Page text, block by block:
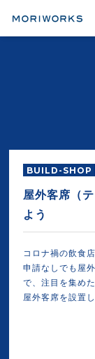
BUILD-SHOP
屋外客席（
よう
コロナ禍の飲食
申請なしでも屋
で、注目を集め
屋外客席を設置